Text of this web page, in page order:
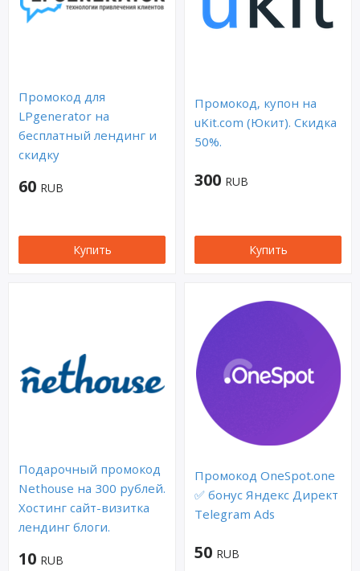
Промокод для
LPgenerator на
бесплатный лендинг и
скидку
60 RUB
Купить
Промокод, купон на
uKit.com (Юкит). Скидка
50%.
300 RUB
Купить
Подарочный промокод
Nethouse на 300 рублей.
Хостинг сайт-визитка
лендинг блоги.
10 RUB
Промокод OneSpot.one
✅ бонус Яндекс Директ
Telegram Ads
50 RUB